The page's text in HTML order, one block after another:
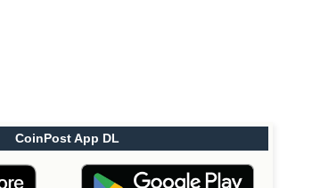
CoinPost App DL